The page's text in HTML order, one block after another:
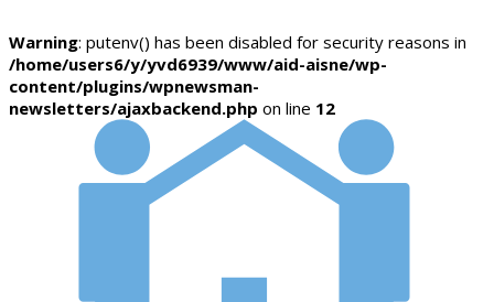
Warning: putenv() has been disabled for security reasons in
/home/users6/y/yvd6939/www/aid-aisne/wp-
content/plugins/wpnewsman-
newsletters/ajaxbackend.php on line 12